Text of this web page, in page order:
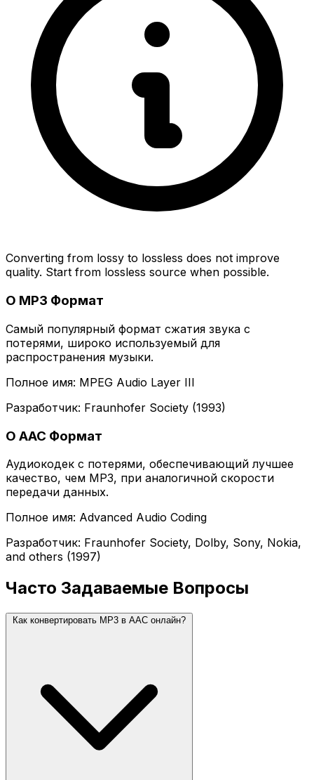
Converting from lossy to lossless does not improve
quality. Start from lossless source when possible.
О MP3 Формат
Самый популярный формат сжатия звука с
потерями, широко используемый для
распространения музыки.
Полное имя: MPEG Audio Layer III
Разработчик: Fraunhofer Society (1993)
О AAC Формат
Аудиокодек с потерями, обеспечивающий лучшее
качество, чем MP3, при аналогичной скорости
передачи данных.
Полное имя: Advanced Audio Coding
Разработчик: Fraunhofer Society, Dolby, Sony, Nokia,
and others (1997)
Часто Задаваемые Вопросы
Как конвертировать MP3 в AAC онлайн?